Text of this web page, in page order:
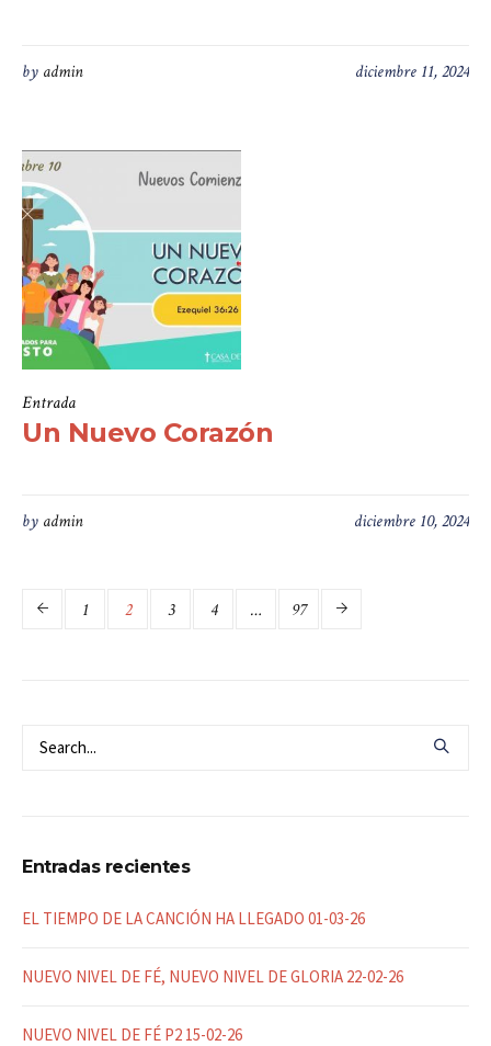
diciembre 11, 2024
by admin
Entrada
Un Nuevo Corazón
diciembre 10, 2024
by admin
1 2 3 4 … 97
Entradas recientes
EL TIEMPO DE LA CANCIÓN HA LLEGADO 01-03-26
NUEVO NIVEL DE FÉ, NUEVO NIVEL DE GLORIA 22-02-26
NUEVO NIVEL DE FÉ P2 15-02-26